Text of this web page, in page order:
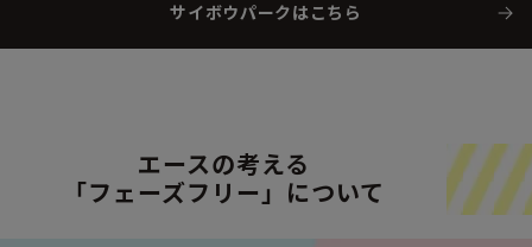
サイボウパークはこちら
エースの考える
「フェーズフリー」について